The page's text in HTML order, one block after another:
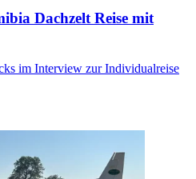
Dachzelt Reise mit
im Interview zur Individualreise